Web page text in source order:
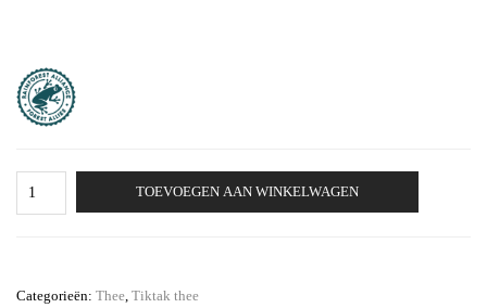
Rooibos
TOEVOEGEN AAN WINKELWAGEN
Categorieën: Thee, Tiktak thee